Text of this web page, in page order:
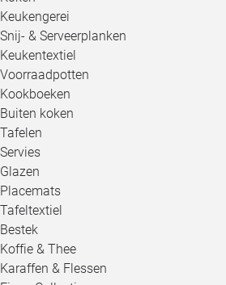
Keukengerei
Snij- & Serveerplanken
Keukentextiel
Voorraadpotten
Kookboeken
Buiten koken
Tafelen
Servies
Glazen
Placemats
Tafeltextiel
Bestek
Koffie & Thee
Karaffen & Flessen